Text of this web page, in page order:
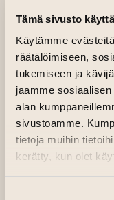
Tämä sivusto
Käytämme
räätälöimiseen,
tukemiseen ja
jaamme
alan
sivustoamme.
tietoja muihin
kerätty, kun olet